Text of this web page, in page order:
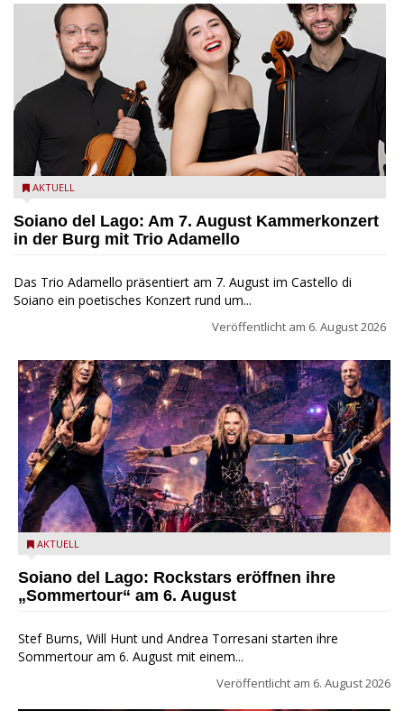
Trio Adamello
AKTUELL
Soiano del Lago: Am 7. August Kammerkonzert
in der Burg mit Trio Adamello
Das Trio Adamello präsentiert am 7. August im Castello di
Soiano ein poetisches Konzert rund um...
Veröffentlicht am 6. August 2026
Stef Burns, Will Hunt und Andrea Torresani im Summer Rock
AKTUELL
Soiano del Lago: Rockstars eröffnen ihre
„Sommertour“ am 6. August
Stef Burns, Will Hunt und Andrea Torresani starten ihre
Sommertour am 6. August mit einem...
Veröffentlicht am 6. August 2026